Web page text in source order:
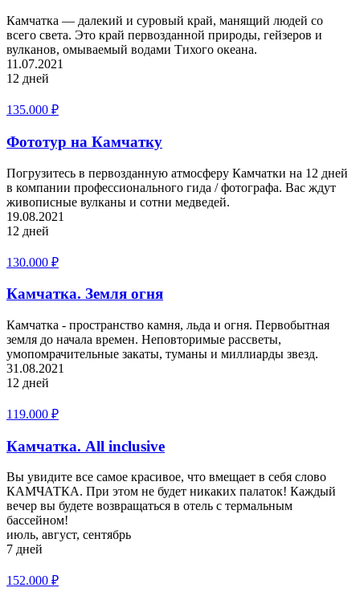
Камчатка — далекий и суровый край, манящий людей со
всего света. Это край первозданной природы, гейзеров и
вулканов, омываемый водами Тихого океана.
11.07.2021
12 дней
135.000 ₽
Фототур на Камчатку
Погрузитесь в первозданную атмосферу Камчатки на 12 дней
в компании профессионального гида / фотографа. Вас ждут
живописные вулканы и сотни медведей.
19.08.2021
12 дней
130.000 ₽
Камчатка. Земля огня
Камчатка - пространство камня, льда и огня. Первобытная
земля до начала времен. Неповторимые рассветы,
умопомрачительные закаты, туманы и миллиарды звезд.
31.08.2021
12 дней
119.000 ₽
Камчатка. All inclusive
Вы увидите все самое красивое, что вмещает в себя слово
КАМЧАТКА. При этом не будет никаких палаток! Каждый
вечер вы будете возвращаться в отель с термальным
бассейном!
июль, август, сентябрь
7 дней
152.000 ₽